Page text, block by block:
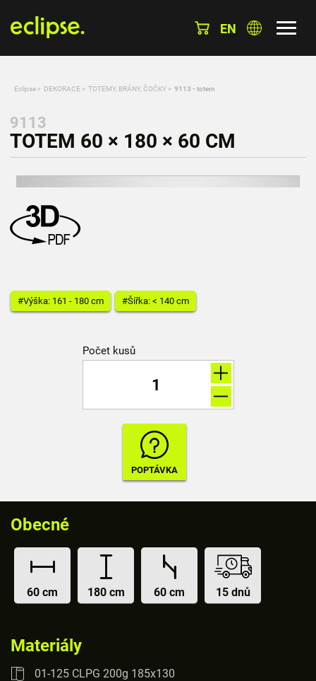
EN
Eclipse » DEKORACE » TOTEMY, BRÁNY, ČOČKY » 9113 - totem
9113
TOTEM 60 × 180 × 60 CM
#Výška: 161 - 180 cm #Šířka: < 140 cm
Počet kusů
Obecné
60 cm 180 cm 60 cm 15 dnů
Materiály
01-125 CLPG 200g 185x130